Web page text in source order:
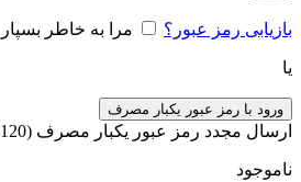
بازیابی رمز عبور؟ مرا به خاطر بسپار
یا
ورود با رمز عبور یکبار مصرف
ارسال مجدد رمز عبور یکبار مصرف (00:
120
ناموجود